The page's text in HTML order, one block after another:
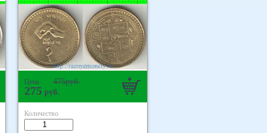
Цена 475руб.
275 руб.
Количество